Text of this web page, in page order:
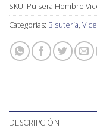
SKU: Pulsera Hombre
Categorías: Bisutería,
DESCRIPCIÓN